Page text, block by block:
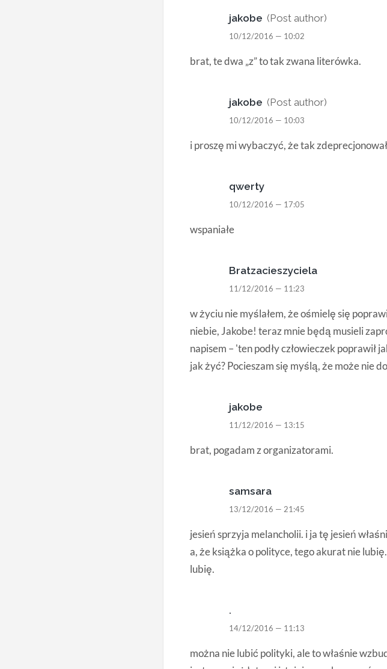
jakobe (Post author)
10/12/2016 — 10:02
brat, te dwa „z” to tak zwana literówka.
jakobe (Post author)
10/12/2016 — 10:03
i proszę mi wybaczyć, że tak
qwerty
10/12/2016 — 17:05
wspaniałe
Bratzacieszyciela
11/12/2016 — 11:23
w życiu nie myślałem, że ośmielę się
niebie, Jakobe! teraz mnie będą musieli
napisem – 'ten podły człowieczek poprawił
jak żyć? Pocieszam się myślą, że może nie
jakobe
11/12/2016 — 13:15
brat, pogadam z organizatorami.
samsara
13/12/2016 — 21:45
jesień sprzyja melancholii. i ja tę jesień
a, że książka o polityce, tego akurat nie
lubię.
.
14/12/2016 — 11:13
można nie lubić polityki, ale to właśnie